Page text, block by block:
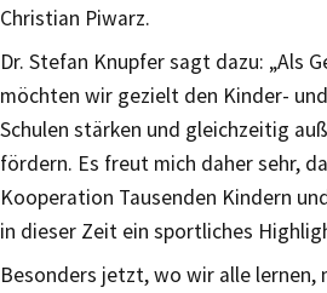
Christian Piwarz.
Dr. Stefan Knupfer sagt dazu: „Als
möchten wir gezielt den Kinder-
Schulen stärken und gleichzeitig
fördern. Es freut mich daher sehr,
Kooperation Tausenden Kindern
in dieser Zeit ein sportliches
Besonders jetzt, wo wir alle lernen,